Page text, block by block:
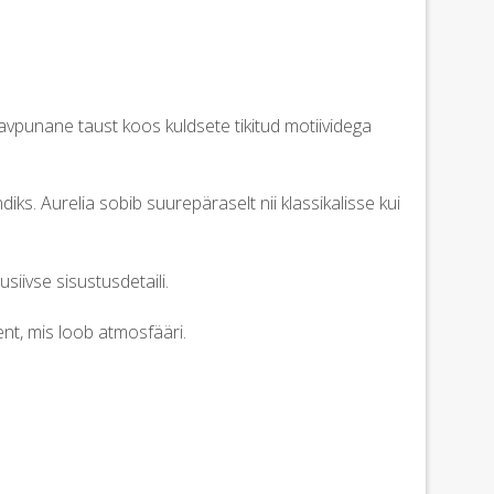
taust koos kuldsete tikitud motiividega
Aurelia sobib suurepäraselt nii klassikalisse kui
sisustusdetaili.
mis loob atmosfääri.